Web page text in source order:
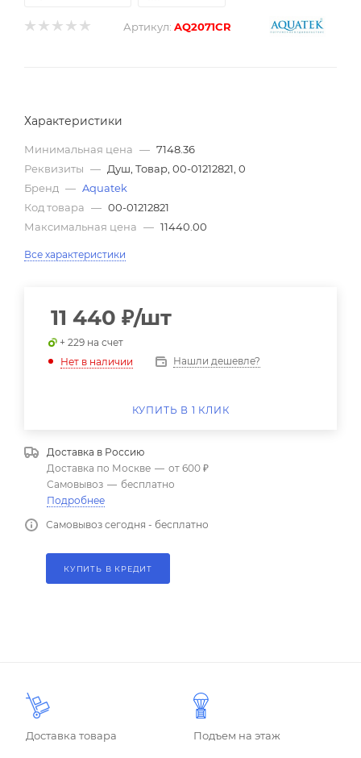
Артикул: AQ2071CR
Характеристики
Минимальная цена — 7148.36
Реквизиты — Душ, Товар, 00-01212821, 0
Бренд — Aquatek
Код товара — 00-01212821
Максимальная цена — 11440.00
Все характеристики
11 440 ₽/шт
+ 229 на счет
Нет в наличии
Нашли дешевле?
КУПИТЬ В 1 КЛИК
Доставка в Россию
Доставка по Москве — от 600 ₽
Самовывоз — бесплатно
Подробнее
Самовывоз сегодня - бесплатно
КУПИТЬ В КРЕДИТ
Доставка товара Подъем на этаж